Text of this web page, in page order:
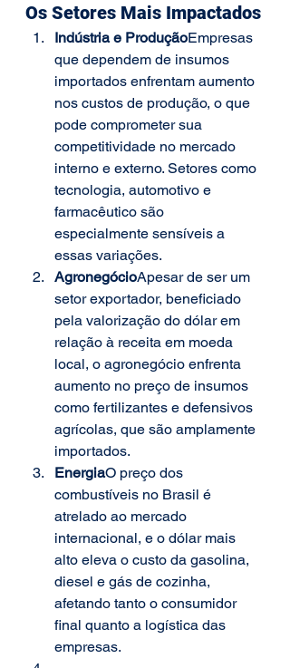
Os Setores Mais Impactados
Indústria e ProduçãoEmpresas
que dependem de insumos
importados enfrentam aumento
nos custos de produção, o que
pode comprometer sua
competitividade no mercado
interno e externo. Setores como
tecnologia, automotivo e
farmacêutico são
especialmente sensíveis a
essas variações.
AgronegócioApesar de ser um
setor exportador, beneficiado
pela valorização do dólar em
relação à receita em moeda
local, o agronegócio enfrenta
aumento no preço de insumos
como fertilizantes e defensivos
agrícolas, que são amplamente
importados.
EnergiaO preço dos
combustíveis no Brasil é
atrelado ao mercado
internacional, e o dólar mais
alto eleva o custo da gasolina,
diesel e gás de cozinha,
afetando tanto o consumidor
final quanto a logística das
empresas.